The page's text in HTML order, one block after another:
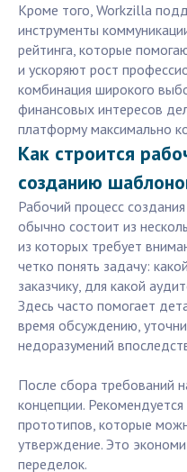
Кроме того, Workzilla
инструменты
рейтинга, которые
и ускоряют рост
комбинация широкого
финансовых интересов
платформу максимально
Как строится
созданию
Рабочий процесс
обычно состоит из
из которых требует
четко понять задачу:
заказчику, для какой
Здесь часто помогает
время обсуждению,
недоразумений
После сбора требований
концепции.
прототипов, которые
утверждение. Это
переделок.